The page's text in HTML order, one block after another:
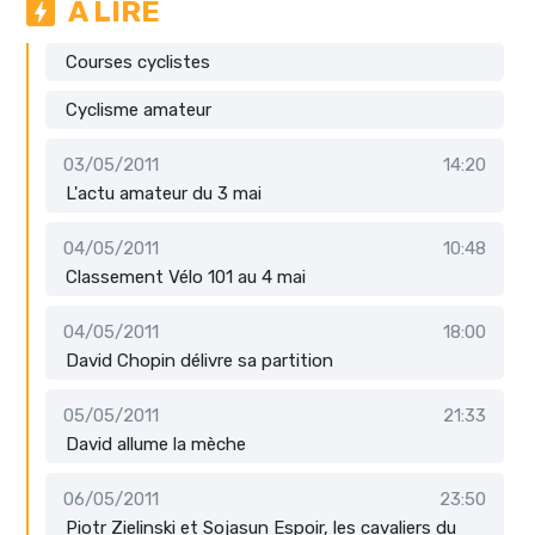
A LIRE
Courses cyclistes
Cyclisme amateur
03/05/2011
14:20
L'actu amateur du 3 mai
04/05/2011
10:48
Classement Vélo 101 au 4 mai
04/05/2011
18:00
David Chopin délivre sa partition
05/05/2011
21:33
David allume la mèche
06/05/2011
23:50
Piotr Zielinski et Sojasun Espoir, les cavaliers du